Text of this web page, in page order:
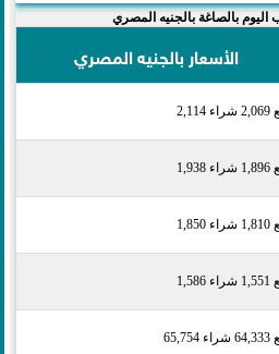
بالصاغة بالجنيه المصري
الأسعار بالجنيه المصري